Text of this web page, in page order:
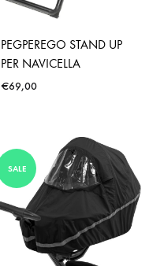
PEGPEREGO STAND UP
PER NAVICELLA
€69,00
SALE